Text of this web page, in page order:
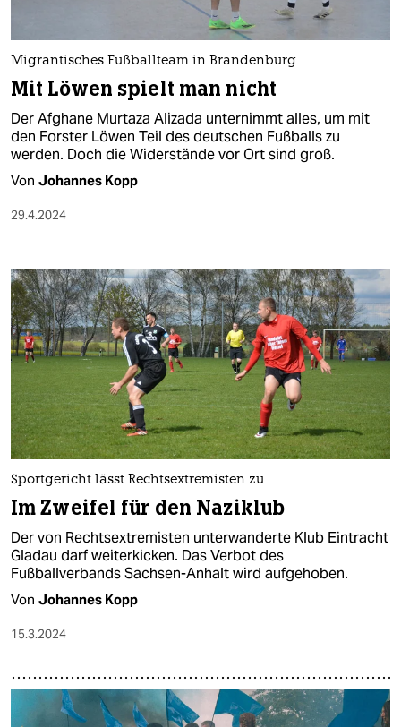
Migrantisches Fußballteam in Brandenburg
Mit Löwen spielt man nicht
Der Afghane Murtaza Alizada unternimmt alles, um mit
den Forster Löwen Teil des deutschen Fußballs zu
werden. Doch die Widerstände vor Ort sind groß.
Von Johannes Kopp
29.4.2024
Sportgericht lässt Rechtsextremisten zu
Im Zweifel für den Naziklub
Der von Rechtsextremisten unterwanderte Klub Eintracht
Gladau darf weiterkicken. Das Verbot des
Fußballverbands Sachsen-Anhalt wird aufgehoben.
Von Johannes Kopp
15.3.2024